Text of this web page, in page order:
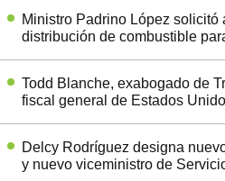
Ministro Padrino López solicitó
distribución de combustible
Todd Blanche, exabogado de
fiscal general de Estados
Delcy Rodríguez designa
y nuevo viceministro de